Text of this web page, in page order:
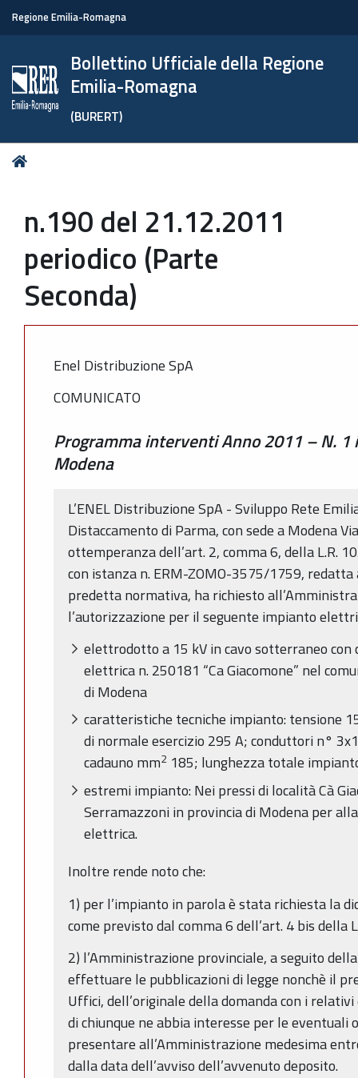
Regione Emilia-Romagna
Bollettino Ufficiale della Regione
Emilia-Romagna
(BURERT)
Tu
n.190 del 21.12.2011
periodico (Parte
Seconda)
Enel Distribuzione SpA
COMUNICATO
Programma interventi Anno 2011 – N.
Modena
L’ENEL Distribuzione SpA - Sviluppo Rete
Distaccamento di Parma, con sede a Modena
ottemperanza dell’art. 2, comma 6, della L.R.
con istanza n. ERM-ZOMO-3575/1759,
predetta normativa, ha richiesto
l’autorizzazione per il seguente impianto
elettrodotto a 15 kV in cavo sotterraneo con
elettrica n. 250181 “Ca Giacomone” nel
di Modena
caratteristiche tecniche impianto: tensione
di normale esercizio 295 A; conduttori n°
cadauno mm2 185; lunghezza totale
estremi impianto: Nei pressi di località Cà
Serramazzoni in provincia di Modena per
elettrica.
Inoltre rende noto che:
1) per l’impianto in parola è stata richiesta la
come previsto dal comma 6 dell’art. 4 bis della
2) l’Amministrazione provinciale, a seguito
effettuare le pubblicazioni di legge nonchè il
Uffici, dell’originale della domanda con i
di chiunque ne abbia interesse per le eventuali
presentare all’Amministrazione medesima
dalla data dell’avviso dell’avvenuto deposito.